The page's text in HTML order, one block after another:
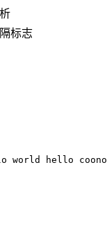
标志
world hello